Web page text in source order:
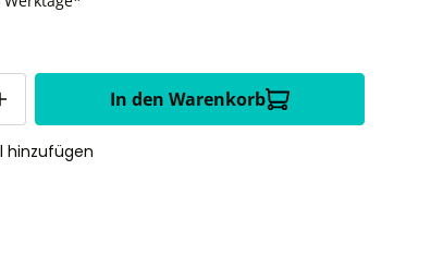
In den Warenkorb
hinzufügen